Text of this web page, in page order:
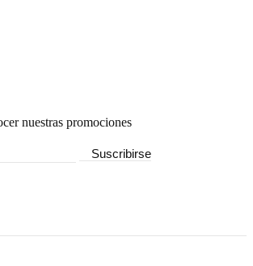
nuestras promociones
Suscribirse